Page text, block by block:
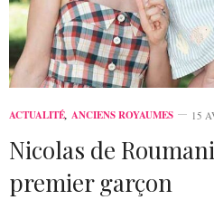
ACTUALITÉ, ANCIENS ROYAUMES 15
Nicolas de
premier garçon